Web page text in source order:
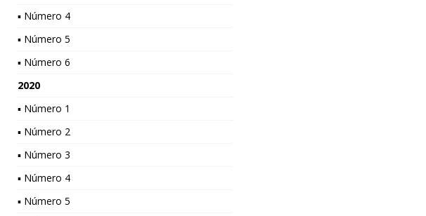
▪ Número 4
▪ Número 5
▪ Número 6
2020
▪ Número 1
▪ Número 2
▪ Número 3
▪ Número 4
▪ Número 5